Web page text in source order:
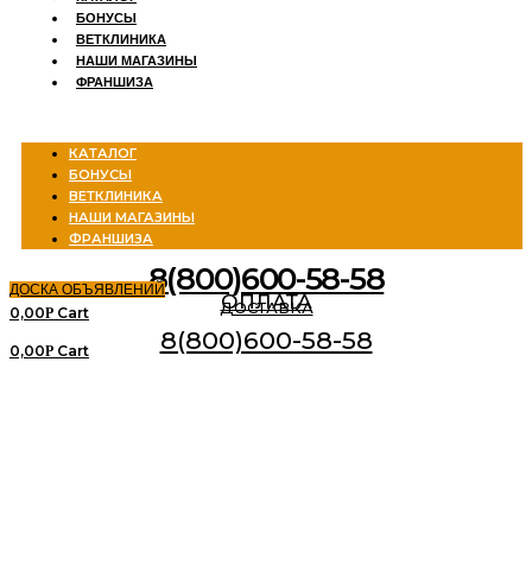
БОНУСЫ
ВЕТКЛИНИКА
НАШИ МАГАЗИНЫ
ФРАНШИЗА
КАТАЛОГ
БОНУСЫ
ВЕТКЛИНИКА
НАШИ МАГАЗИНЫ
ФРАНШИЗА
8(800)600-58-58
ДОСКА ОБЪЯВЛЕНИЙ
ДОСТАВКА
ОПЛАТА
0,00Р Cart
8(800)600-58-58
0,00Р Cart